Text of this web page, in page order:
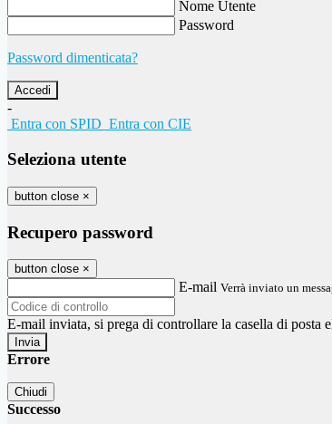
Nome Utente
Password
Password dimenticata?
-
Entra con SPID Entra con CIE
Seleziona utente
button close ×
Recupero password
button close ×
E-mail Verrà inviato un
E-mail inviata, si prega di controllare la casella di posta
Errore
Chiudi
Successo